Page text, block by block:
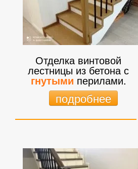
Отделка винтовой
лестницы из бетона с
гнутыми перилами.
подробнее